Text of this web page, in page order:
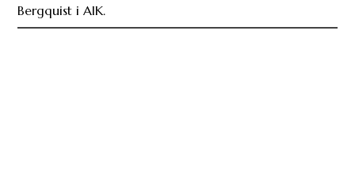
Bergquist i AIK.